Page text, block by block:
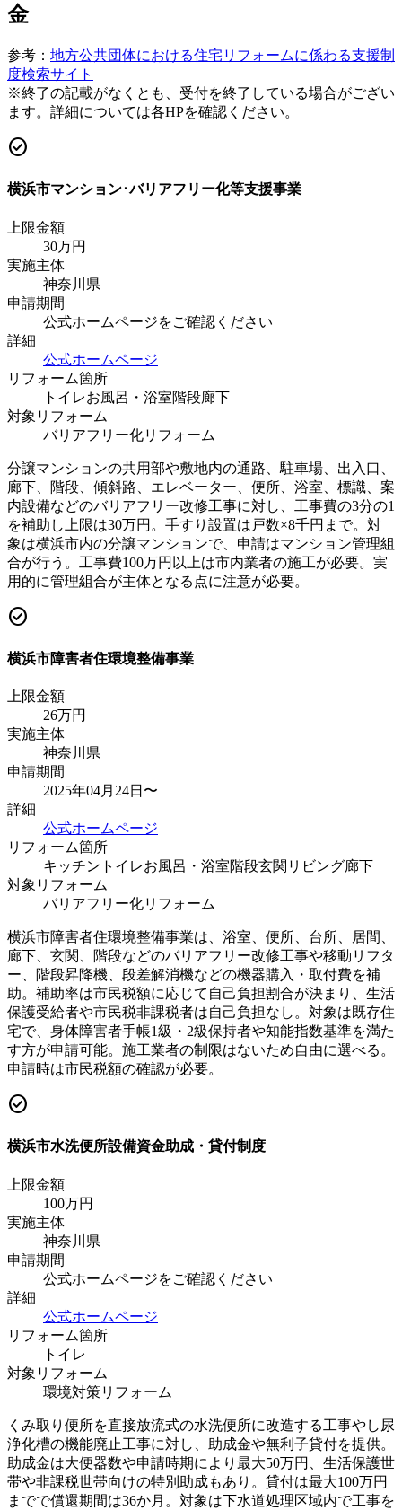
金
参考： 地方公共団体における住宅リフォームに係わる支援制
度検索サイト
※終了の記載がなくとも、受付を終了している場合がござい
ます。詳細については各HPを確認ください。
check_circle
横浜市マンション･バリアフリー化等支援事業
上限金額
30万円
実施主体
神奈川県
申請期間
公式ホームページをご確認ください
詳細
公式ホームページ
リフォーム箇所
トイレお風呂・浴室階段廊下
対象リフォーム
バリアフリー化リフォーム
分譲マンションの共用部や敷地内の通路、駐車場、出入口、
廊下、階段、傾斜路、エレベーター、便所、浴室、標識、案
内設備などのバリアフリー改修工事に対し、工事費の3分の1
を補助し上限は30万円。手すり設置は戸数×8千円まで。対
象は横浜市内の分譲マンションで、申請はマンション管理組
合が行う。工事費100万円以上は市内業者の施工が必要。実
用的に管理組合が主体となる点に注意が必要。
check_circle
横浜市障害者住環境整備事業
上限金額
26万円
実施主体
神奈川県
申請期間
2025年04月24日〜
詳細
公式ホームページ
リフォーム箇所
キッチン トイレお風呂・浴室階段玄関 リビング廊下
対象リフォーム
バリアフリー化リフォーム
横浜市障害者住環境整備事業は、浴室、便所、台所、居間、
廊下、玄関、階段などのバリアフリー改修工事や移動リフタ
ー、階段昇降機、段差解消機などの機器購入・取付費を補
助。補助率は市民税額に応じて自己負担割合が決まり、生活
保護受給者や市民税非課税者は自己負担なし。対象は既存住
宅で、身体障害者手帳1級・2級保持者や知能指数基準を満た
す方が申請可能。施工業者の制限はないため自由に選べる。
申請時は市民税額の確認が必要。
check_circle
横浜市水洗便所設備資金助成・貸付制度
上限金額
100万円
実施主体
神奈川県
申請期間
公式ホームページをご確認ください
詳細
公式ホームページ
リフォーム箇所
トイレ
対象リフォーム
環境対策リフォーム
くみ取り便所を直接放流式の水洗便所に改造する工事やし尿
浄化槽の機能廃止工事に対し、助成金や無利子貸付を提供。
助成金は大便器数や申請時期により最大50万円、生活保護世
帯や非課税世帯向けの特別助成もあり。貸付は最大100万円
までで償還期間は36か月。対象は下水道処理区域内で工事を